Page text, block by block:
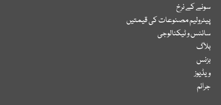
سونے کے نرخ
پیٹرولیم مصنوعات کی قیمتیں
سائنس و ٹیکنالوجی
بلاگ
بزنس
ویڈیوز
جرائم